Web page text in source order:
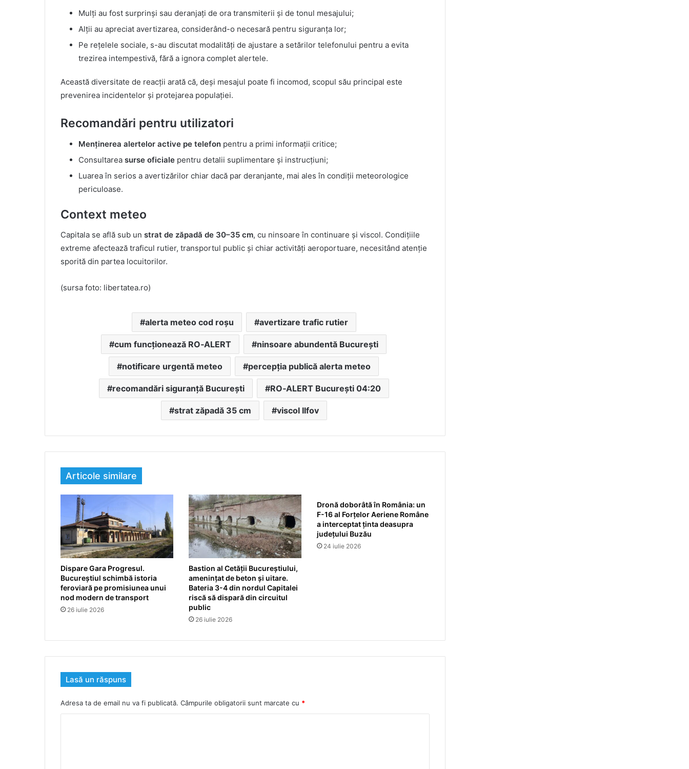
Mulți au fost surprinși sau deranjați de ora transmiterii și de tonul mesajului;
Alții au apreciat avertizarea, considerând-o necesară pentru siguranța lor;
Pe rețelele sociale, s-au discutat modalități de ajustare a setărilor telefonului pentru a evita
trezirea intempestivă, fără a ignora complet alertele.
Această diversitate de reacții arată că, deși mesajul poate fi incomod, scopul său principal este
prevenirea incidentelor și protejarea populației.
Recomandări pentru utilizatori
Menținerea alertelor active pe telefon pentru a primi informații critice;
Consultarea surse oficiale pentru detalii suplimentare și instrucțiuni;
Luarea în serios a avertizărilor chiar dacă par deranjante, mai ales în condiții meteorologice
periculoase.
Context meteo
Capitala se află sub un strat de zăpadă de 30–35 cm, cu ninsoare în continuare și viscol. Condițiile
extreme afectează traficul rutier, transportul public și chiar activități aeroportuare, necesitând atenție
sporită din partea locuitorilor.
(sursa foto: libertatea.ro)
alerta meteo cod roșu avertizare trafic rutier
cum funcționează RO‑ALERT ninsoare abundentă București
notificare urgentă meteo percepția publică alerta meteo
recomandări siguranță București RO‑ALERT București 04:20
strat zăpadă 35 cm viscol Ilfov
Articole similare
Dispare Gara Progresul.
Bucureștiul schimbă istoria
feroviară pe promisiunea unui
nod modern de transport
26 iulie 2026
Bastion al Cetății Bucureștiului,
amenințat de beton și uitare.
Bateria 3-4 din nordul Capitalei
riscă să dispară din circuitul
public
26 iulie 2026
Dronă doborâtă în România: un
F-16 al Forțelor Aeriene Române
a interceptat ținta deasupra
județului Buzău
24 iulie 2026
Lasă un răspuns
Adresa ta de email nu va fi publicată. Câmpurile obligatorii sunt marcate cu *